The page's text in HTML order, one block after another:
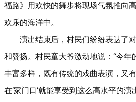
福路》用欢快的舞步将现场气氛推向
欢乐的海洋中。
演出结束后，村民们纷纷表达了对
和赞扬。村民童大爷激动地说：“今年
丰富多样，既有传统的戏曲表演，又
在‘家门口’就能享受到这么高水平的